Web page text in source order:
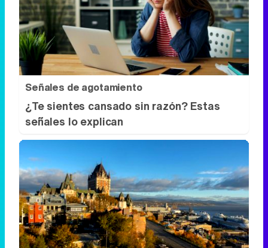
Señales de agotamiento
¿Te sientes cansado sin razón? Estas
señales lo explican